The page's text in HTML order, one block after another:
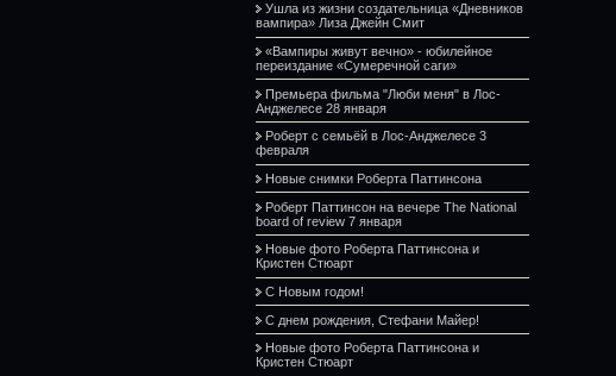
Ушла из жизни создательница «Дневников
вампира» Лиза Джейн Смит
«Вампиры живут вечно» - юбилейное
переиздание «Сумеречной саги»
Премьера фильма "Люби меня" в Лос-
Анджелесе 28 января
Роберт с семьёй в Лос-Анджелесе 3
февраля
Новые снимки Роберта Паттинсона
Роберт Паттинсон на вечере The National
board of review 7 января
Новые фото Роберта Паттинсона и
Кристен Стюарт
С Новым годом!
С днем рождения, Стефани Майер!
Новые фото Роберта Паттинсона и
Кристен Стюарт